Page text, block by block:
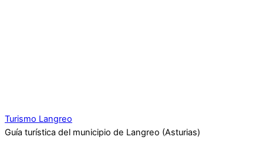
Turismo Langreo
Guía turística del municipio de Langreo (Asturias)